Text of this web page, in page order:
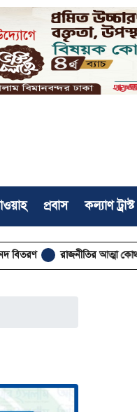
প্রবাস কল্যাণ ট্রাস্ট
রাজনীতির আত্মা কোথায় হারাল?